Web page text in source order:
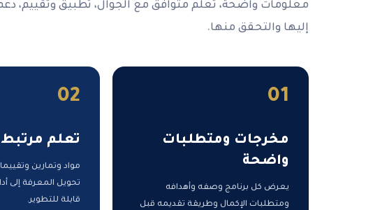
معلومات واضحة، تعلم متوافق مع الجوال، تطبيق
إليها والتحقق منها.
01
مخرجات ومتطلبات
واضحة
يعرض كل برنامج وصفه وأهدافه
ومتطلبات الإكمال وطريقة تقديمه قبل
02
تعلم
مواد وتمارين
تحويل المعرفة إلى
قابلة للتطوير.